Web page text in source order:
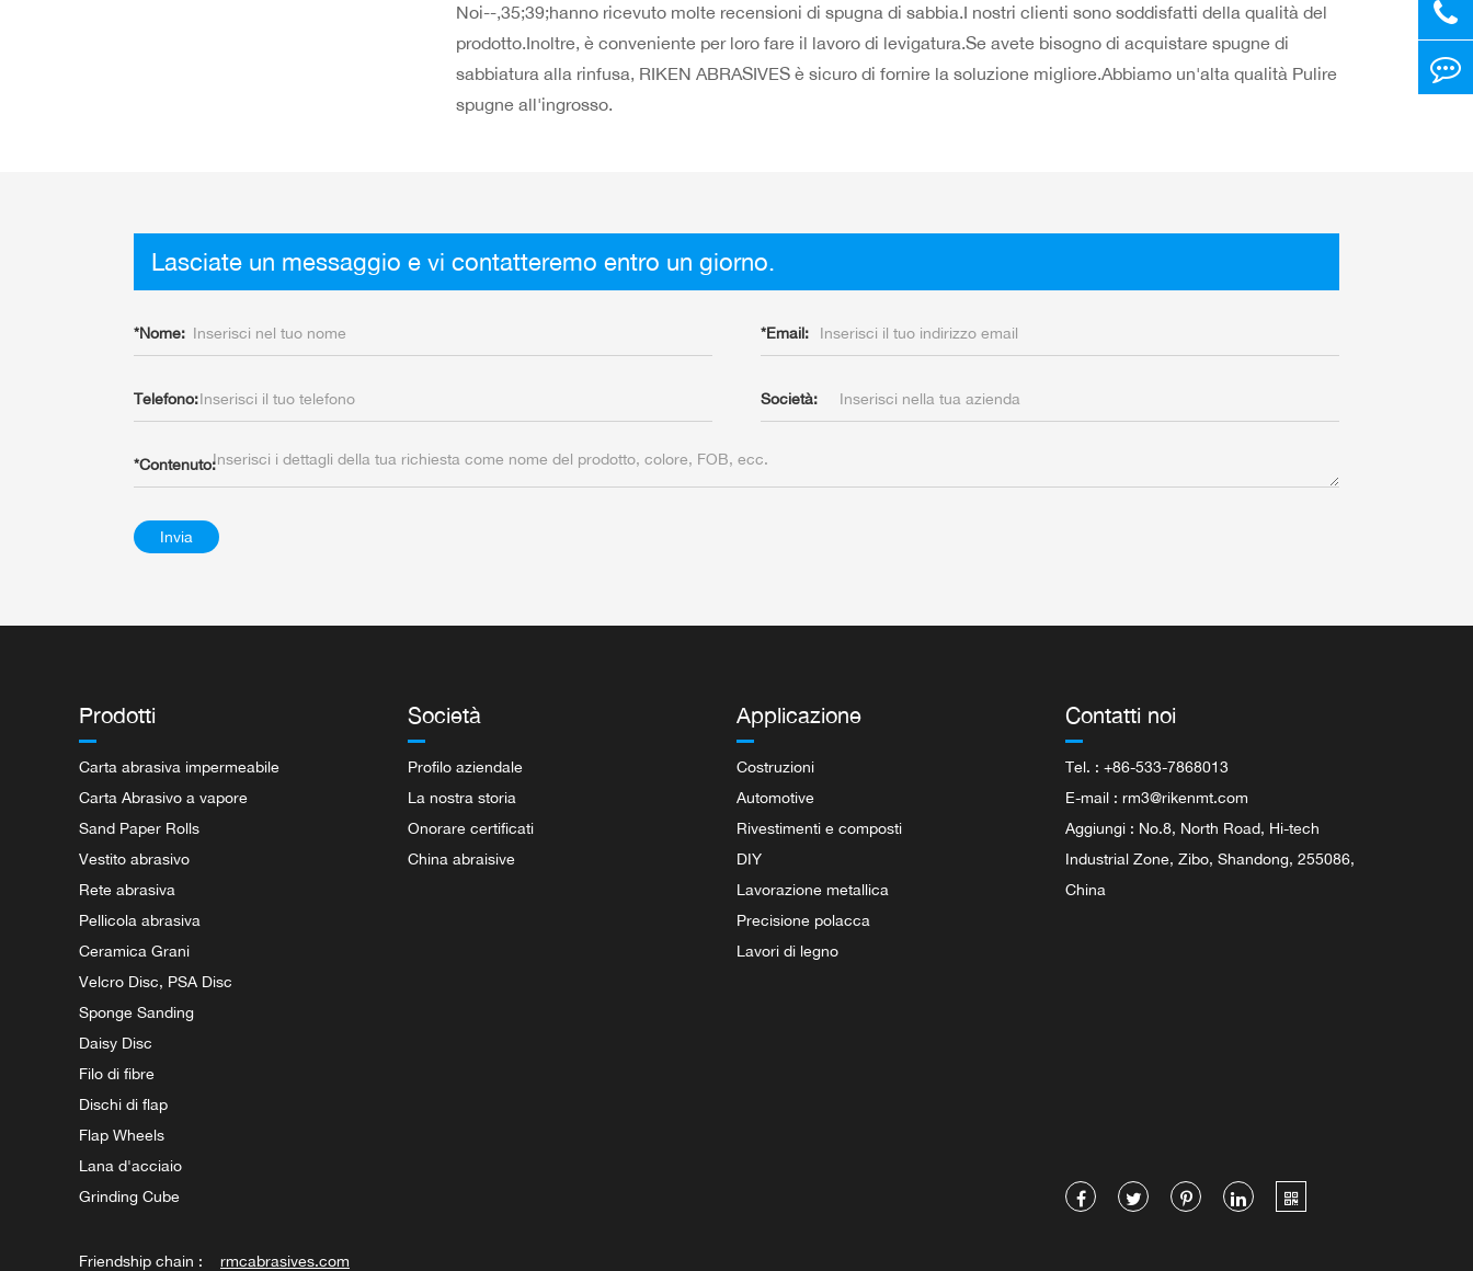
Noi--,35;39;hanno ricevuto molte recensioni di spugna di sabbia.I nostri clienti sono soddisfatti della qualità del
prodotto.Inoltre, è conveniente per loro fare il lavoro di levigatura.Se avete bisogno di acquistare spugne di
sabbiatura alla rinfusa, RIKEN ABRASIVES è sicuro di fornire la soluzione migliore.Abbiamo un'alta qualità Pulire
spugne all'ingrosso.
Lasciate un messaggio e vi contatteremo entro un giorno.
*Nome: *Email:
Telefono: Società:
*Contenuto:
Invia
Prodotti
Carta abrasiva impermeabile
Carta Abrasivo a vapore
Sand Paper Rolls
Vestito abrasivo
Rete abrasiva
Pellicola abrasiva
Ceramica Grani
Velcro Disc, PSA Disc
Sponge Sanding
Daisy Disc
Filo di fibre
Dischi di flap
Flap Wheels
Lana d'acciaio
Grinding Cube
Società
Profilo aziendale
La nostra storia
Onorare certificati
China abraisive
Applicazione
Costruzioni
Automotive
Rivestimenti e composti
DIY
Lavorazione metallica
Precisione polacca
Lavori di legno
Contatti noi
Tel. : +86-533-7868013
E-mail : rm3@rikenmt.com
Aggiungi : No.8, North Road, Hi-tech
Industrial Zone, Zibo, Shandong, 255086,
China
Friendship chain : rmcabrasives.com